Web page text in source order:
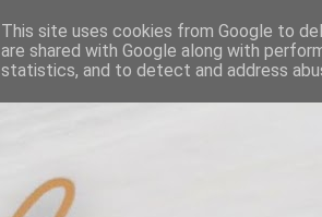
This site uses cookies from Google to
are shared with Google along with
statistics, and to detect and address